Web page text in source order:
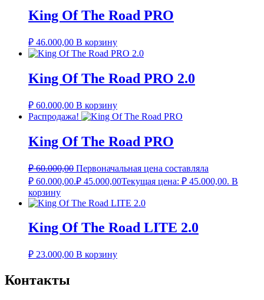
King Of The Road PRO
₽ 46.000,00 В корзину
King Of The Road PRO 2.0
₽ 60.000,00 В корзину
Распродажа!
King Of The Road PRO
₽60.000,00 Первоначальная цена составляла
₽ 60.000,00.₽ 45.000,00Текущая цена: ₽ 45.000,00. В
корзину
King Of The Road LITE 2.0
₽ 23.000,00 В корзину
Контакты